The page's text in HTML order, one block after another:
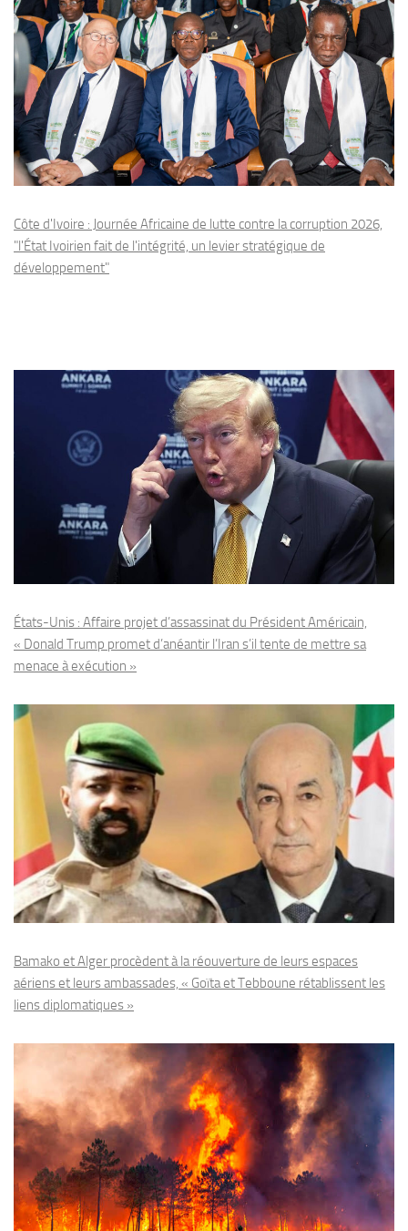
Côte d'Ivoire : Journée Africaine de lutte contre la corruption 2026,
"l'État Ivoirien fait de l'intégrité, un levier stratégique de
développement"
États-Unis : Affaire projet d’assassinat du Président Américain,
« Donald Trump promet d’anéantir l’Iran s’il tente de mettre sa
menace à exécution »
Bamako et Alger procèdent à la réouverture de leurs espaces
aériens et leurs ambassades, « Goïta et Tebboune rétablissent les
liens diplomatiques »